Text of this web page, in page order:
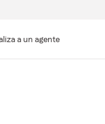
a un agente